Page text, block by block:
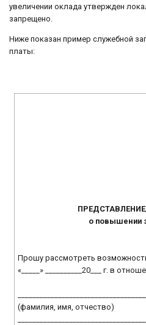
увеличении оклада утвержден
запрещено.
Ниже показан пример служебной
платы:
о повышении
Прошу рассмотреть
«_____» __________20___ г. в
(фамилия, имя, отчество)